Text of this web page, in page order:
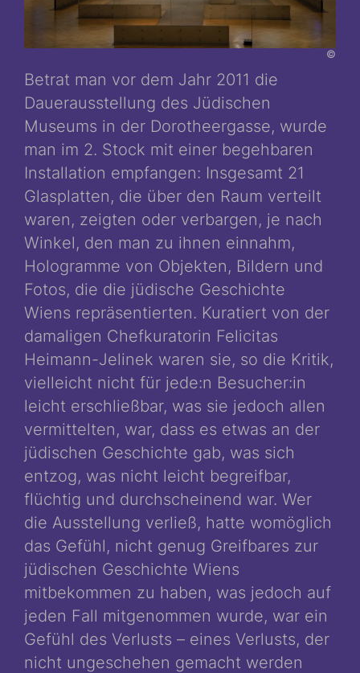
©
Betrat man vor dem Jahr 2011 die
Dauerausstellung des Jüdischen
Museums in der Dorotheergasse, wurde
man im 2. Stock mit einer begehbaren
Installation empfangen: Insgesamt 21
Glasplatten, die über den Raum verteilt
waren, zeigten oder verbargen, je nach
Winkel, den man zu ihnen einnahm,
Hologramme von Objekten, Bildern und
Fotos, die die jüdische Geschichte
Wiens repräsentierten. Kuratiert von der
damaligen Chefkuratorin Felicitas
Heimann-Jelinek waren sie, so die Kritik,
vielleicht nicht für jede:n Besucher:in
leicht erschließbar, was sie jedoch allen
vermittelten, war, dass es etwas an der
jüdischen Geschichte gab, was sich
entzog, was nicht leicht begreifbar,
flüchtig und durchscheinend war. Wer
die Ausstellung verließ, hatte womöglich
das Gefühl, nicht genug Greifbares zur
jüdischen Geschichte Wiens
mitbekommen zu haben, was jedoch auf
jeden Fall mitgenommen wurde, war ein
Gefühl des Verlusts – eines Verlusts, der
nicht ungeschehen gemacht werden